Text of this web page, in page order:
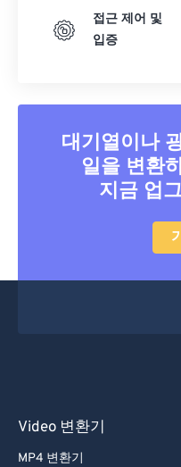
접근 제어 및
입증
대기열이나
일을 변환
지금 업
Video 변환기
MP4 변환기